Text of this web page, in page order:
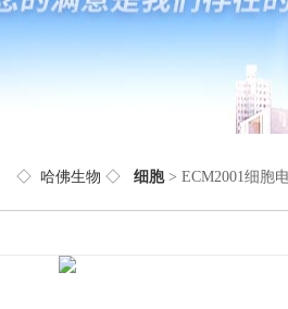
◇ 哈佛生物 ◇ 细胞> ECM2001细胞